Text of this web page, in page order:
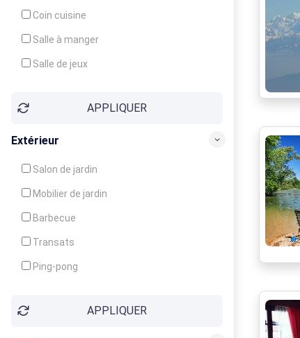
Coin cuisine
Salle à manger
Salle de jeux
Balcon / Terrasse
APPLIQUER
Extérieur
Salon de jardin
Mobilier de jardin
Barbecue
Transats
Ping-pong
Jeux d'enfantsAPPLIQUER